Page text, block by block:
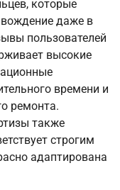
которые
даже в
пользователей
высокие
времени и
ремонта.
также
строгим
адаптирована